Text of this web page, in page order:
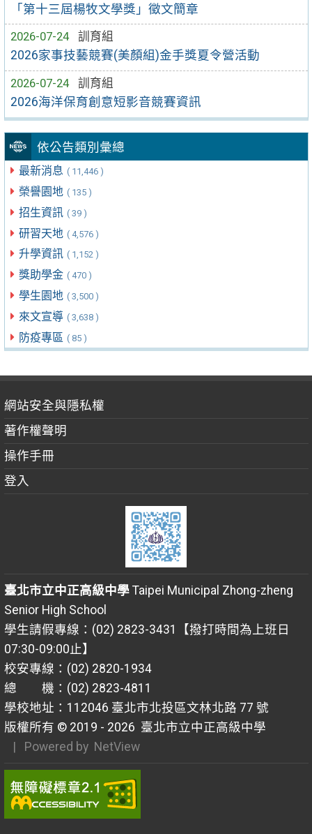
「第十三屆楊牧文學獎」徵文簡章
2026-07-24
訓育組
2026家事技藝競賽(美顏組)金手獎夏令營活動
2026-07-24
訓育組
2026海洋保育創意短影音競賽資訊
依公告類別彙總
最新消息 ( 11,446 )
榮譽園地 ( 135 )
招生資訊 ( 39 )
研習天地 ( 4,576 )
升學資訊 ( 1,152 )
獎助學金 ( 470 )
學生園地 ( 3,500 )
來文宣導 ( 3,638 )
防疫專區 ( 85 )
網站安全與隱私權
著作權聲明
操作手冊
登入
臺北市立中正高級中學Taipei Municipal Zhong-zheng
Senior High School
學生請假專線：(02) 2823-3431【撥打時間為上班日
07:30-09:00止】
校安專線：(02) 2820-1934
總 機：(02) 2823-4811
學校地址：112046 臺北市北投區文林北路 77 號
版權所有 © 2019 - 2026 臺北市立中正高級中學
| Powered by NetView